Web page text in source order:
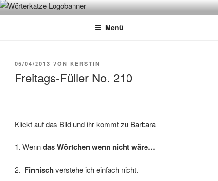
Zum
InhaltWÖRTERKATZE
Von Büchern erzählen
Menü
VERÖFFENTLICHT
05/04/2013 VON KERSTIN
Freitags-Füller No. 210
Klickt auf das Bild und ihr kommt zu Barbara
1. Wenndas Wörtchen wenn nicht wäre…
2. Finnisch verstehe ich einfach nicht.